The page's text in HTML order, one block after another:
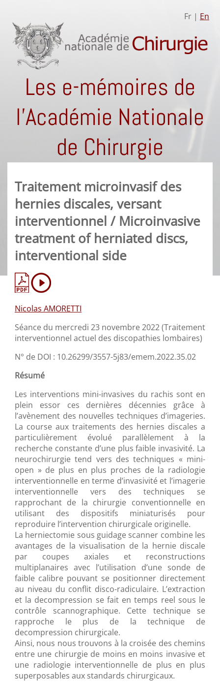
Fr | En
Les e-mémoires de
l'Académie Nationale
de Chirurgie
Traitement microinvasif des
hernies discales, versant
interventionnel / Microinvasive
treatment of herniated discs,
interventional side
Nicolas AMORETTI
Séance du mercredi 23 novembre 2022 (Traitement
interventionnel actuel des discopathies lombaires)
N° de DOI : 10.26299/3557-5j83/emem.2022.35.02
Résumé
Les interventions mini-invasives du rachis sont en
plein essor ces dernières décennies grâce à
l’avènement des nouvelles techniques d’imageries.
La course aux traitements des hernies discales a
particulièrement évolué parallèlement à la
recherche constante d’une plus faible invasivité. La
neurochirurgie tend vers des techniques « mini-
open » de plus en plus proches de la radiologie
interventionnelle en terme d’invasivité et l’imagerie
interventionnelle vers des techniques se
rapprochant de la chirurgie conventionnelle en
utilisant des dispositifs miniaturisés pour
reproduire l’intervention chirurgicale originelle.
La herniectomie sous guidage scanner combine les
avantages de la visualisation de la hernie discale
par coupes axiales et reconstructions
multiplanaires avec l’utilisation d’une sonde de
faible calibre pouvant se positionner directement
au niveau du conflit disco-radiculaire. L’extraction
et la decompression se fait en temps reel sous le
contrôle scannographique. Cette technique se
rapproche le plus de la technique de
decompression chirurgicale.
Ainsi, nous nous trouvons à la croisée des chemins
entre une chirurgie de moins en moins invasive et
une radiologie interventionnelle de plus en plus
superposables aux standards chirurgicaux.